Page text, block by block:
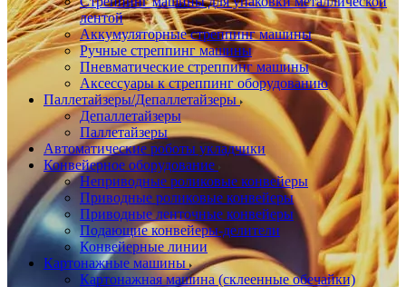
лентой
Аккумуляторные стреппинг машины
Ручные стреппинг машины
Пневматические стреппинг машины
Аксессуары к стреппинг оборудованию
Паллетайзеры/Депаллетайзеры
Депаллетайзеры
Паллетайзеры
Автоматические роботы укладчики
Конвейерное оборудование
Неприводные роликовые конвейеры
Приводные роликовые конвейеры
Приводные ленточные конвейеры
Подающие конвейеры-делители
Конвейерные линии
Картонажные машины
Картонажная машина (склеенные обечайки)